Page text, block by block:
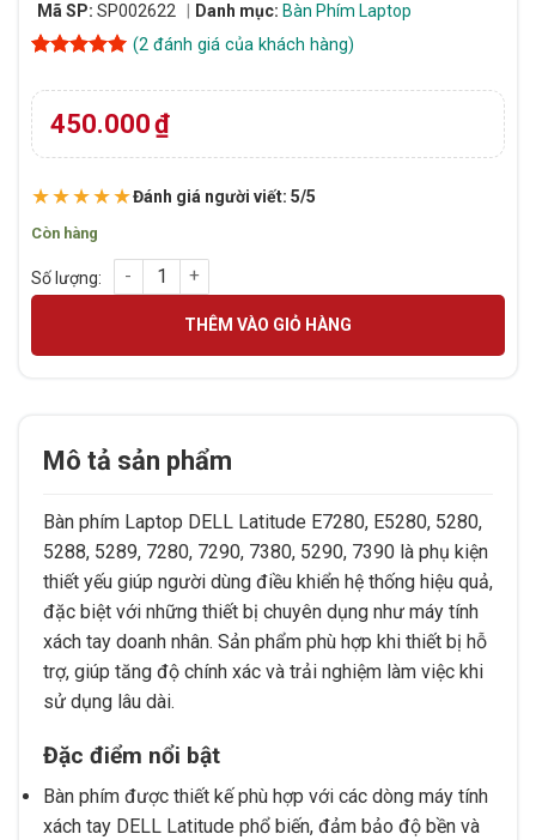
Mã SP: SP002622 Danh mục: Bàn Phím Laptop
dựa trên
đánh giá
(2đánh giá của khách hàng)
450.000₫
★★★★★Đánh giá người viết: 5/5
Còn hàng
Bàn phím Laptop DELL Latitude E7280,E5280 5280 5288 5289
THÊM VÀO GIỎ HÀNG
Mô tả sản phẩm
Bàn phím Laptop DELL Latitude E7280, E5280, 5280,
5288, 5289, 7280, 7290, 7380, 5290, 7390 là phụ kiện
thiết yếu giúp người dùng điều khiển hệ thống hiệu quả,
đặc biệt với những thiết bị chuyên dụng như máy tính
xách tay doanh nhân. Sản phẩm phù hợp khi thiết bị hỗ
trợ, giúp tăng độ chính xác và trải nghiệm làm việc khi
sử dụng lâu dài.
Đặc điểm nổi bật
Bàn phím được thiết kế phù hợp với các dòng máy tính
xách tay DELL Latitude phổ biến, đảm bảo độ bền và